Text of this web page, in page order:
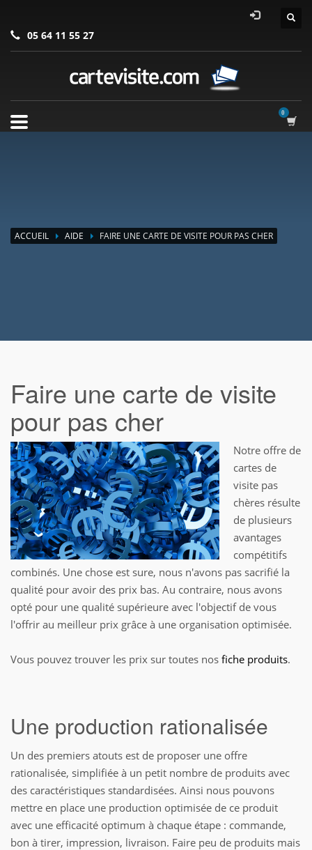
05 64 11 55 27
ACCUEIL AIDE FAIRE UNE CARTE DE VISITE POUR PAS CHER
Faire une carte de visite
pour pas cher
Notre offre de
cartes de
visite pas
chères résulte
de plusieurs
avantages
compétitifs
combinés. Une chose est sure, nous n'avons pas sacrifié la
qualité pour avoir des prix bas. Au contraire, nous avons
opté pour une qualité supérieure avec l'objectif de vous
l'offrir au meilleur prix grâce à une organisation optimisée.
Vous pouvez trouver les prix sur toutes nos fiche produits.
Une production rationalisée
Un des premiers atouts est de proposer une offre
rationalisée, simplifiée à un petit nombre de produits avec
des caractéristiques standardisées. Ainsi nous pouvons
mettre en place une production optimisée de ce produit
avec une efficacité optimum à chaque étape : commande,
bon à tirer, impression, livraison. Faire peu de produits mais